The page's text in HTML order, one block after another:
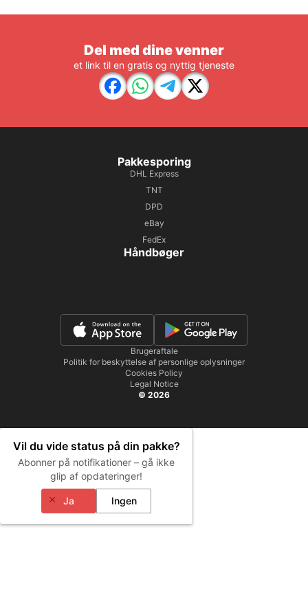
Del med dine venner
et link til en gratis og nyttig tjeneste
Pakkesporing
DHL Express
TNT
DPD
eBay
FedEx
Håndbøger
Brugeraftale
Politik for beskyttelse af personlige oplysninger
Cookies Policy
Legal Notice
© 2026
Vil du vide status på din pakke?
Abonner på notifikationer – gå ikke
glip af opdateringer!
Ja Ingen